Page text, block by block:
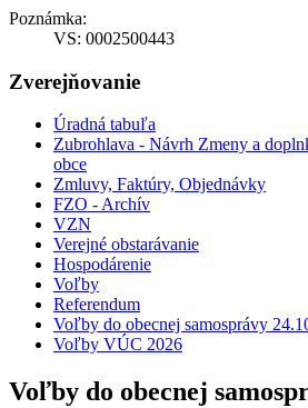
Poznámka:
VS: 0002500443
Zverejňovanie
Úradná tabuľa
Zubrohlava - Návrh Zmeny a
obce
Zmluvy, Faktúry, Objednávky
FZO - Archív
VZN
Verejné obstarávanie
Hospodárenie
Voľby
Referendum
Voľby do obecnej samosprávy
Voľby VÚC 2026
Voľby do obecnej